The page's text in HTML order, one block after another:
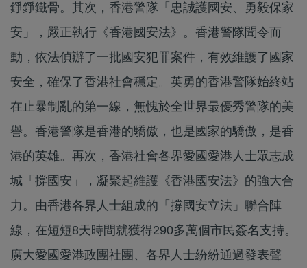
錚錚鐵骨。其次，香港警隊「忠誠護國安、勇毅保家
安」，嚴正執行《香港國安法》。香港警隊聞令而
動，依法偵辦了一批國安犯罪案件，有效維護了國家
安全，確保了香港社會穩定。英勇的香港警隊始終站
在止暴制亂的第一線，無愧於全世界最優秀警隊的美
譽。香港警隊是香港的驕傲，也是國家的驕傲，是香
港的英雄。再次，香港社會各界愛國愛港人士眾志成
城「撐國安」，凝聚起維護《香港國安法》的強大合
力。由香港各界人士組成的「撐國安立法」聯合陣
線，在短短8天時間就獲得290多萬個市民簽名支持。
廣大愛國愛港政團社團、各界人士紛紛通過發表聲